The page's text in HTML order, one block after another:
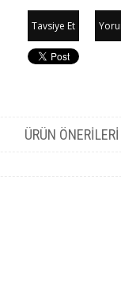
Tavsiye Et
ÜRÜN ÖNERILERI